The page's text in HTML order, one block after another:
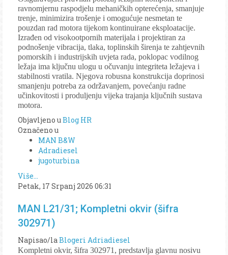
ravnomjernu raspodjelu mehaničkih opterećenja, smanjuje
trenje, minimizira trošenje i omogućuje nesmetan te
pouzdan rad motora tijekom kontinuirane eksploatacije.
Izrađen od visokootpornih materijala i projektiran za
podnošenje vibracija, tlaka, toplinskih širenja te zahtjevnih
pomorskih i industrijskih uvjeta rada, poklopac vodilnog
ležaja ima ključnu ulogu u očuvanju integriteta ležajeva i
stabilnosti vratila. Njegova robusna konstrukcija doprinosi
smanjenju potreba za održavanjem, povećanju radne
učinkovitosti i produljenju vijeka trajanja ključnih sustava
motora.
Objavljeno uBlog HR
Označeno u
MAN B&W
Adradiesel
jugoturbina
Više...
Petak, 17 Srpanj 2026 06:31
MAN L21/31; Kompletni okvir (šifra
302971)
Napisao/laBlogeri Adriadiesel
Kompletni okvir, šifra 302971, predstavlja glavnu nosivu